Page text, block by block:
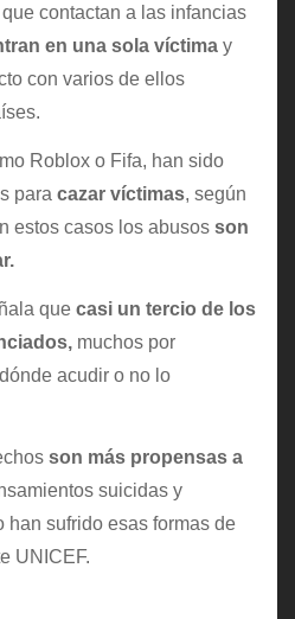
contactan a las infancias
en una sola víctimay
con varios de ellos
Roblox o Fifa, han sido
para cazar víctimas, según
estos casos los abusos son
quecasi un tercio de los
muchos por
acudir o no lo
son más propensas a
suicidas y
sufrido esas formas de
UNICEF.